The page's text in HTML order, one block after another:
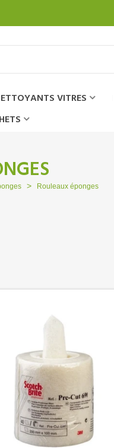
VITRES
> Rouleaux éponges